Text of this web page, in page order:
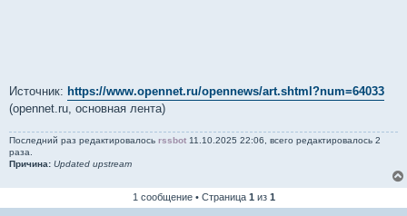
Источник: https://www.opennet.ru/opennews/art.shtml?num=64033
(opennet.ru, основная лента)
Последний раз редактировалось rssbot 11.10.2025 22:06, всего редактировалось 2
раза.
Причина: Updated upstream
1 сообщение • Страница 1 из 1